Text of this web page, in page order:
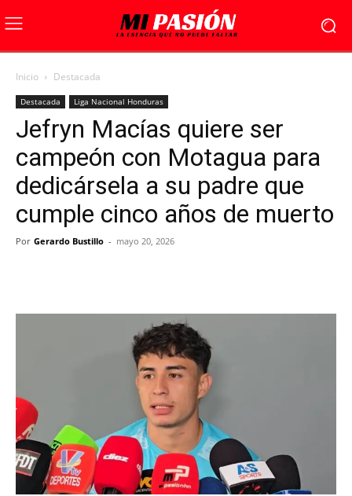
Inicio Destacada
Destacada Liga Nacional Honduras
Jefryn Macías quiere ser
campeón con Motagua para
dedicársela a su padre que
cumple cinco años de muerto
Por Gerardo Bustillo - mayo 20, 2026